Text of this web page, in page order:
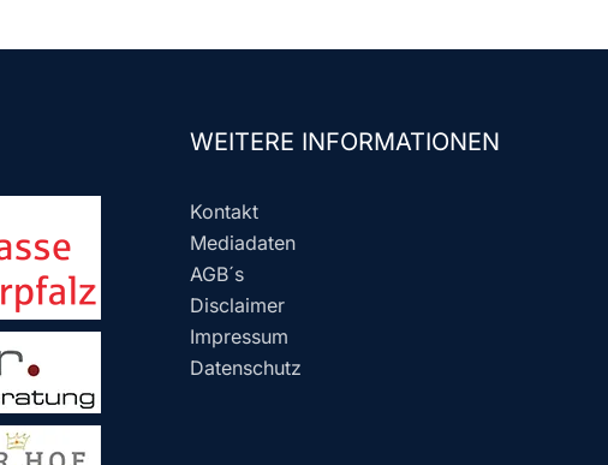
WEITERE INFORMATIONEN
Kontakt
Mediadaten
AGB´s
Disclaimer
Impressum
Datenschutz